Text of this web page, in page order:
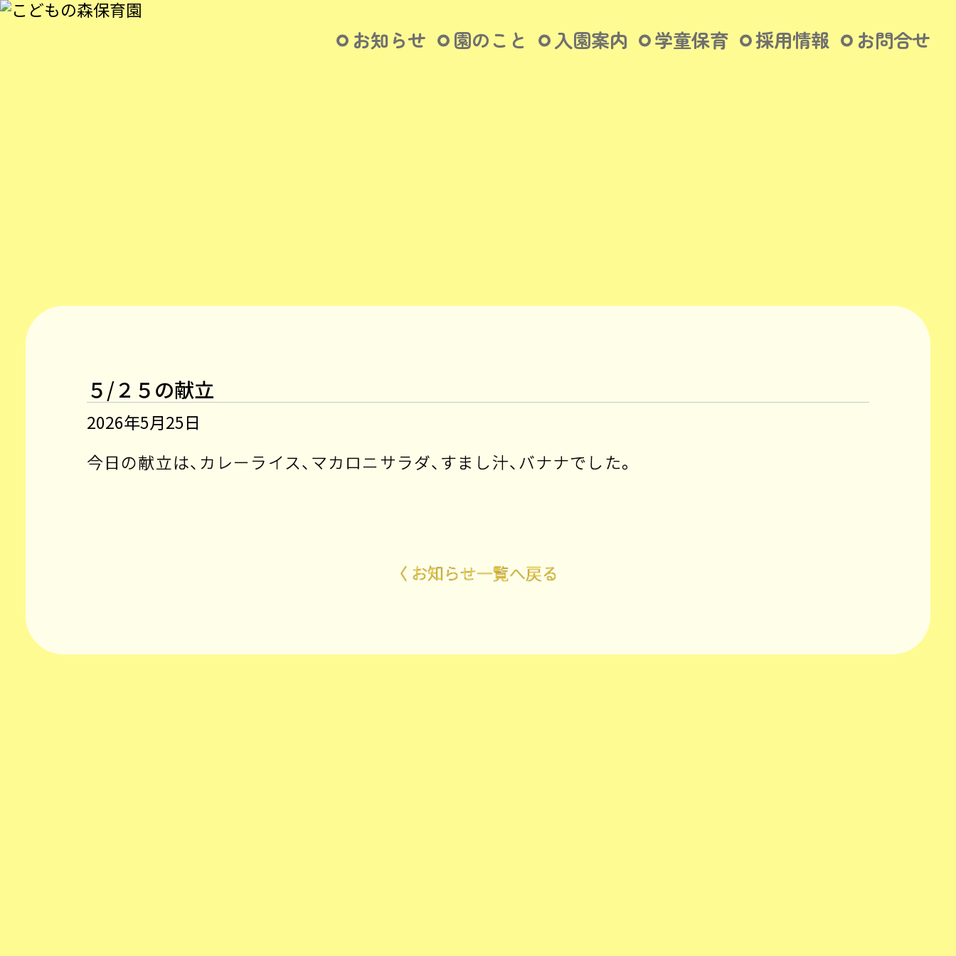
お知らせ 園のこと 入園案内 学童保育 採用情報 お問合せ
５/２５の献立
2026年5月25日
今日の献立は、カレーライス、マカロニサラダ、すまし汁、バナナでした。
〈 お知らせ一覧へ戻る